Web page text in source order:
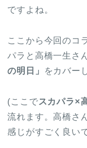
ですよね。
ここから今回のコ
パラと高橋一生さ
の明日」
をカバー
(ここでスカパラ×
流れます。高橋さ
感じがすごく良い